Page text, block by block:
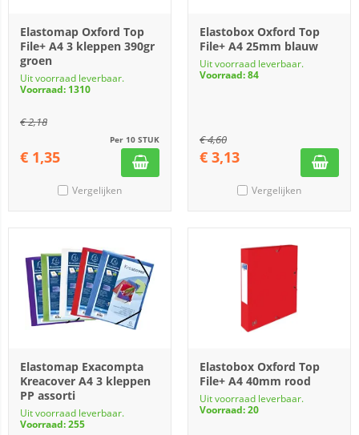
Elastomap Oxford Top
File+ A4 3 kleppen 390gr
groen
Uit voorraad leverbaar.
Voorraad: 1310
€2,18
Per 10 STUK
€ 1,35
Vergelijken
Elastobox Oxford Top
File+ A4 25mm blauw
Uit voorraad leverbaar.
Voorraad: 84
€4,60
€ 3,13
Vergelijken
Elastomap Exacompta
Kreacover A4 3 kleppen
PP assorti
Uit voorraad leverbaar.
Voorraad: 255
Elastobox Oxford Top
File+ A4 40mm rood
Uit voorraad leverbaar.
Voorraad: 20